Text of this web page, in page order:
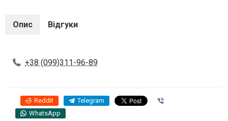
Опис Відгуки
+38 (099)311-96-89
Reddit Telegram
WhatsApp